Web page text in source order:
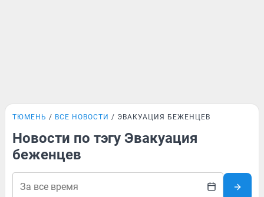
ТЮМЕНЬ ВСЕ НОВОСТИ ЭВАКУАЦИЯ БЕЖЕНЦЕВ
Новости по тэгу Эвакуация
беженцев